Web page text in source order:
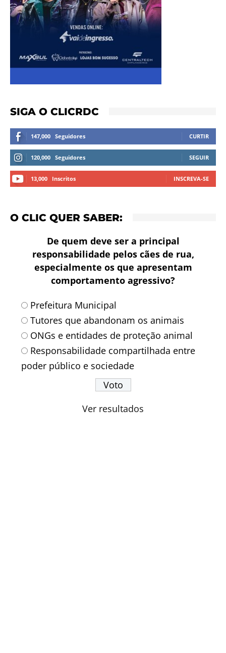
SIGA O CLICRDC
147,000 Seguidores CURTIR
120,000 Seguidores SEGUIR
13,000 Inscritos INSCREVA-SE
O CLIC QUER SABER:
De quem deve ser a principal
responsabilidade pelos cães de rua,
especialmente os que apresentam
comportamento agressivo?
Prefeitura Municipal
Tutores que abandonam os animais
ONGs e entidades de proteção animal
Responsabilidade compartilhada entre
poder público e sociedade
Ver resultados